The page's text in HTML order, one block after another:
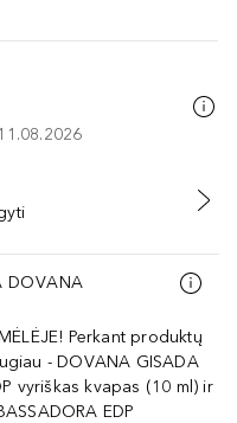
DOVANA
Perkant produktų
- DOVANA GISADA
vyriškas kvapas (10 ml) ir
EDP